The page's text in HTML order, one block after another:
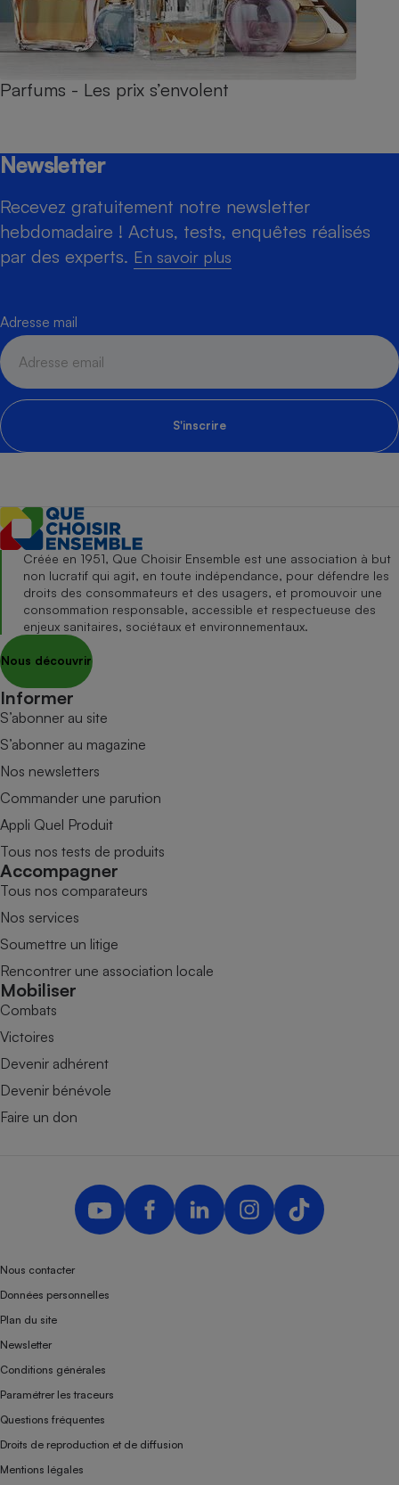
Parfums - Les prix s’envolent
Newsletter
Recevez gratuitement notre newsletter
hebdomadaire ! Actus, tests, enquêtes réalisés
par des experts. En savoir plus
Adresse mail
S'inscrire
Créée en 1951, Que Choisir Ensemble est une association à but
non lucratif qui agit, en toute indépendance, pour défendre les
droits des consommateurs et des usagers, et promouvoir une
consommation responsable, accessible et respectueuse des
enjeux sanitaires, sociétaux et environnementaux.
Nous découvrir
Informer
S’abonner au site
S’abonner au magazine
Nos newsletters
Commander une parution
Appli Quel Produit
Tous nos tests de produits
Accompagner
Tous nos comparateurs
Nos services
Soumettre un litige
Rencontrer une association locale
Mobiliser
Combats
Victoires
Devenir adhérent
Devenir bénévole
Faire un don
Nous contacter
Données personnelles
Plan du site
Newsletter
Conditions générales
Paramétrer les traceurs
Questions fréquentes
Droits de reproduction et de diffusion
Mentions légales